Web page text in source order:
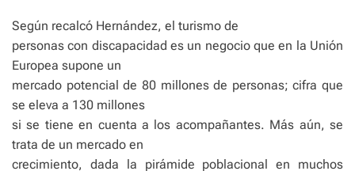
Según recalcó Hernández, el turismo de
personas con discapacidad es un negocio que en la Unión
Europea supone un
mercado potencial de 80 millones de personas; cifra que
se eleva a 130 millones
si se tiene en cuenta a los acompañantes. Más aún, se
trata de un mercado en
crecimiento, dada la pirámide poblacional en muchos